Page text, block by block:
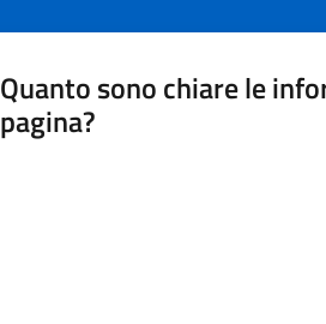
Quanto sono chiare le
pagina?